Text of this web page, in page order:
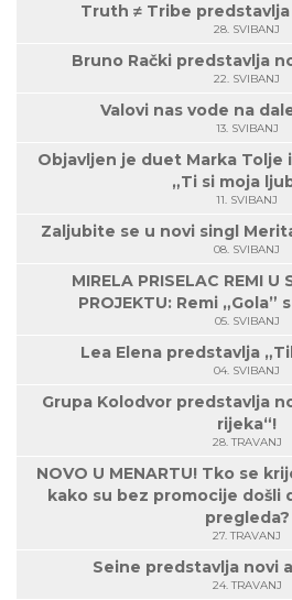
Truth ≠ Tribe predstavlja
28. SVIBANJ
Bruno Rački predstavlja
22. SVIBANJ
Valovi nas vode na
13. SVIBANJ
Objavljen je duet Marka Tolje
„Ti si moja
11. SVIBANJ
Zaljubite se u novi singl
08. SVIBANJ
MIRELA PRISELAC REMI
PROJEKTU: Remi „Gola”
05. SVIBANJ
Lea Elena predstavlja
04. SVIBANJ
Grupa Kolodvor predstavlja
rijeka“!
28. TRAVANJ
NOVO U MENARTU! Tko se
kako su bez promocije došli
pregleda?
27. TRAVANJ
Seine predstavlja novi
24. TRAVANJ